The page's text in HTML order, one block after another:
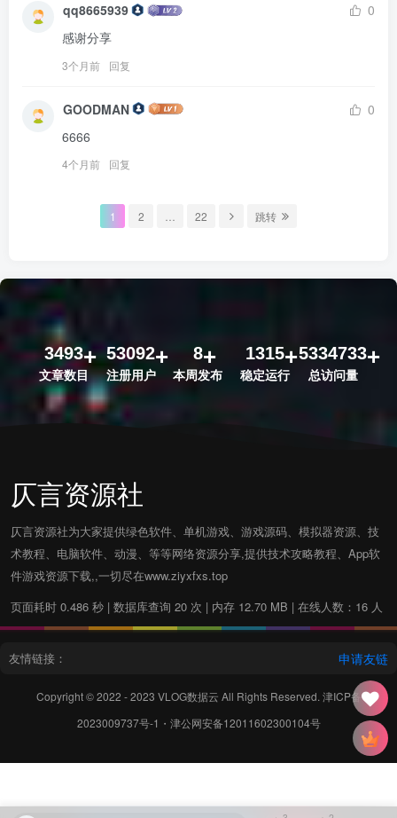
qq8665939
0
感谢分享
3个月前 回复
GOODMAN
0
6666
4个月前 回复
1 2 22 跳转
3493
文章数目
53092
注册用户
8
本周发布
1315
稳定运行
5334733
总访问量
仄言资源社
仄言资源社为大家提供绿色软件、单机游戏、游戏源码、模拟器资源、技
术教程、电脑软件、动漫、等等网络资源分享,提供技术攻略教程、App软
件游戏资源下载,,一切尽在www.ziyxfxs.top
页面耗时 0.486 秒 | 数据库查询 20 次 | 内存 12.70 MB | 在线人数：16 人
友情链接： 申请友链
Copyright © 2022 - 2023 VLOG数据云 All Rights Reserved. 津ICP备
2023009737号-1 ・ 津公网安备12011602300104号